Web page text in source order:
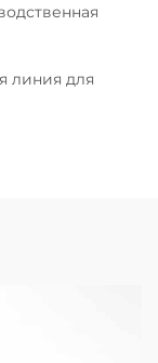
линия для